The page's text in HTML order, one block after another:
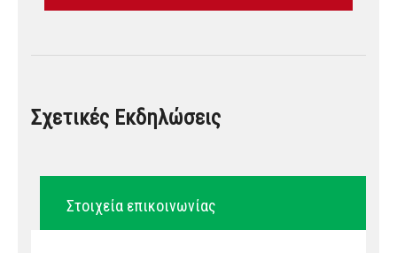
Σχετικές Εκδηλώσεις
Στοιχεία επικοινωνίας